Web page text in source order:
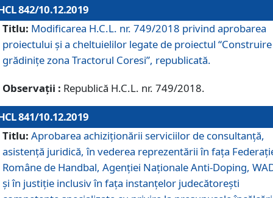
842/10.12.2019
Titlu: Modificarea H.C.L. nr. 749/2018 privind aprobarea
proiectului și a cheltuielilor legate de proiectul “Construire
grădinițe zona Tractorul Coresi”, republicată.
Observații : Republică H.C.L. nr. 749/2018.
841/10.12.2019
Titlu: Aprobarea achiziționării serviciilor de consultanță,
asistență juridică, în vederea reprezentării în fața
Române de Handbal, Agenției Naționale Anti-Doping,
și în justiție inclusiv în fața instanțelor judecătorești